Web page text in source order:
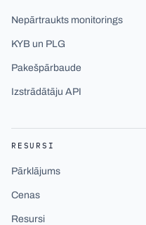
Nepārtraukts monitorings
KYB un PLG
Pakešpārbaude
Izstrādātāju API
RESURSI
Pārklājums
Cenas
Resursi